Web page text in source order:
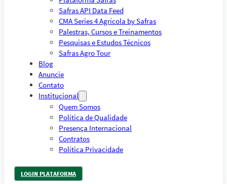
Safras API Data Feed
CMA Series 4 Agrícola by Safras
Palestras, Cursos e Treinamentos
Pesquisas e Estudos Técnicos
Safras Agro Tour
Blog
Anuncie
Contato
Institucional
Quem Somos
Política de Qualidade
Presença Internacional
Contratos
Política Privacidade
LOGIN PLATAFORMA